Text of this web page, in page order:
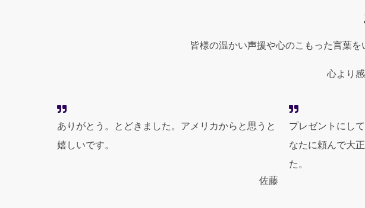
皆様の温かい声援や心のこもった言葉
心より
ありがとう。とどきました。アメリカからと思うと
嬉しいです。
佐藤
プレゼントにし
なたに頼んで大
た。